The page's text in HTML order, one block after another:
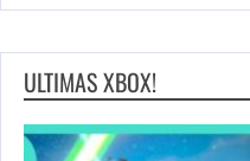
ULTIMAS XBOX!